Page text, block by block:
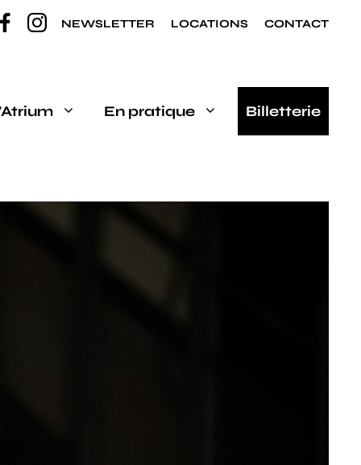
NEWSLETTER LOCATIONS CONTACT
En pratique Billetterie